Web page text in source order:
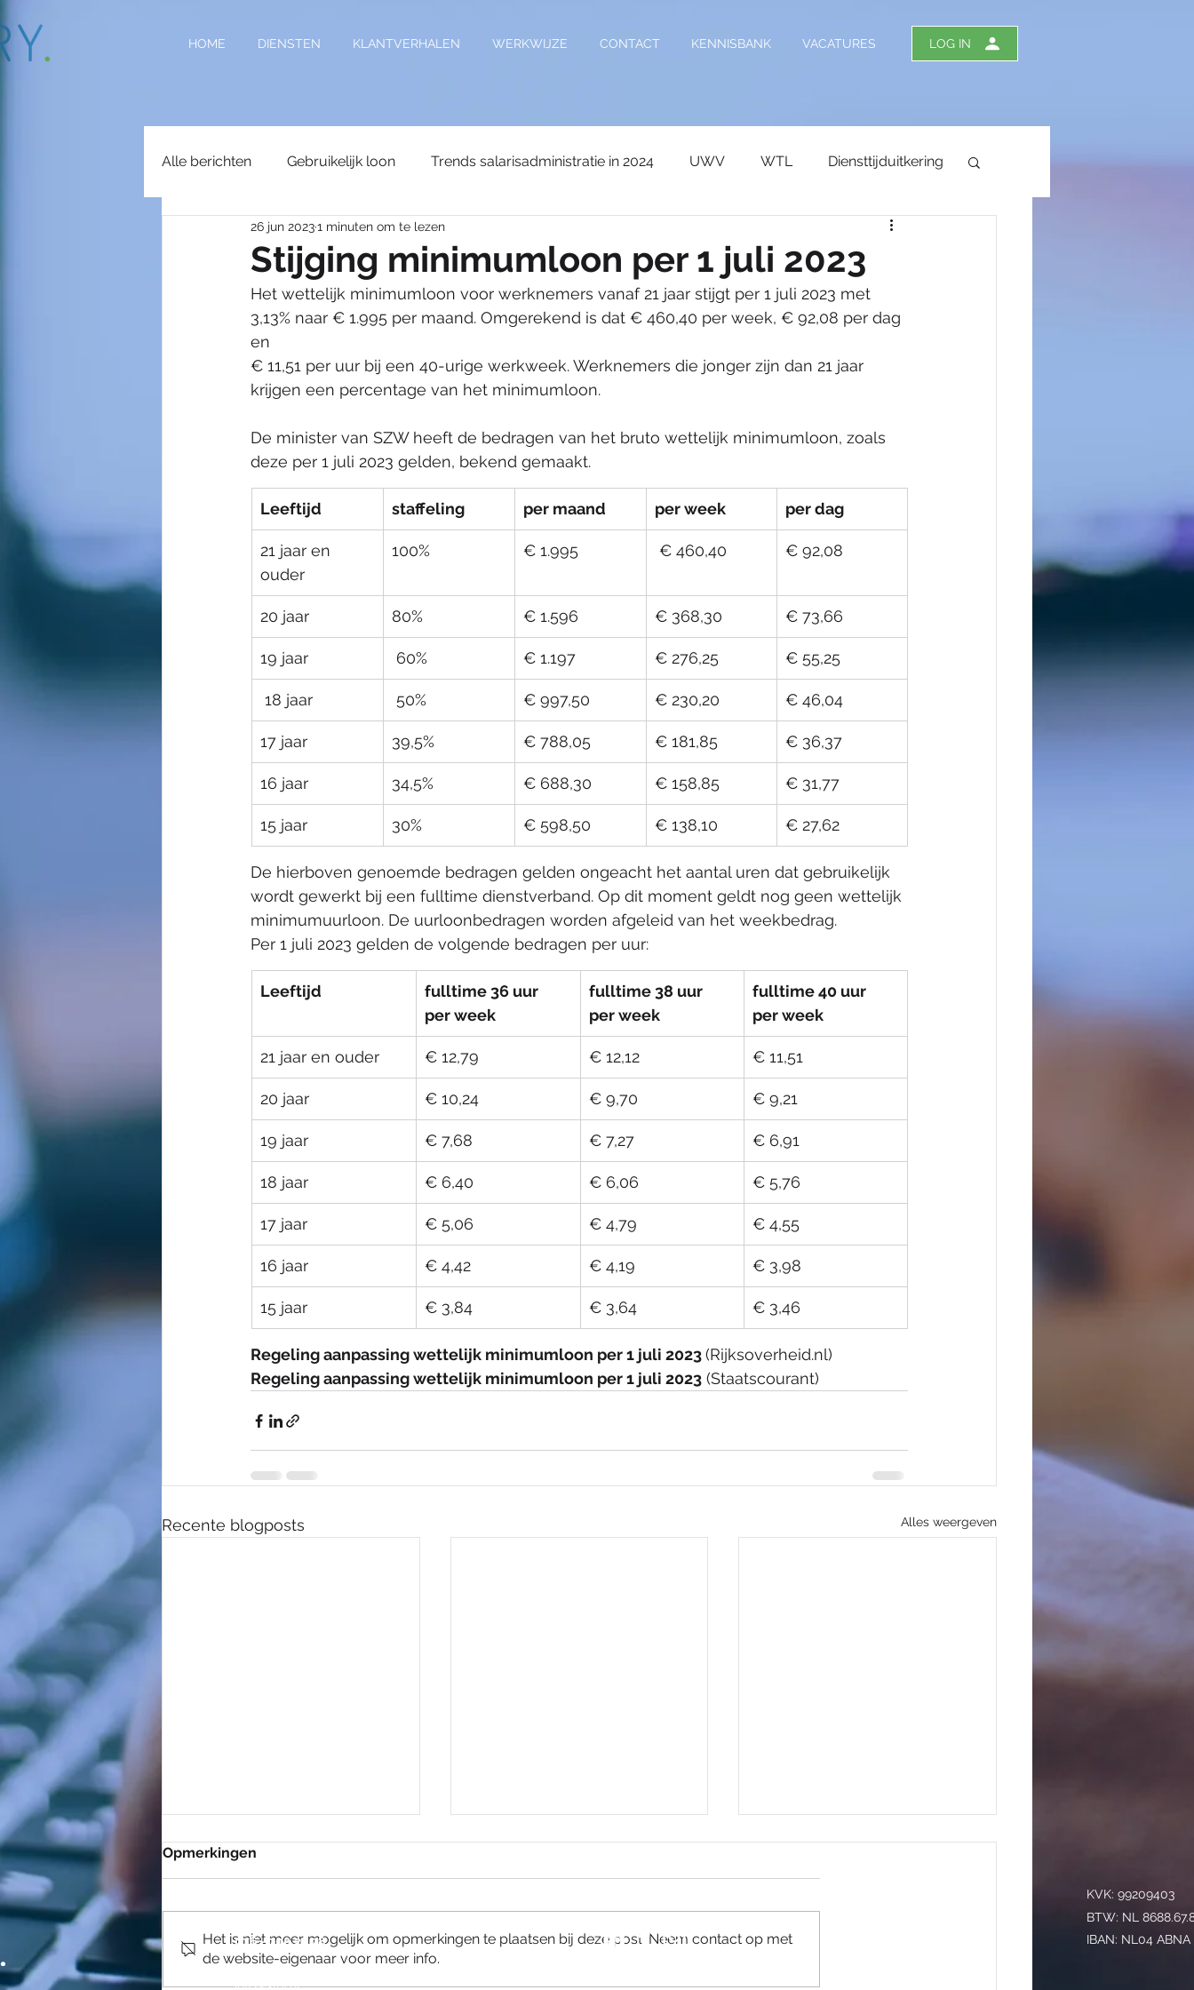
HOME DIENSTEN KLANTVERHALEN WERKWIJZE CONTACT KENNISBANK VACATURES LOG IN
Alle berichten Gebruikelijk loon Trends salarisadministratie in 2024 UWV WTL Diensttijduitkering
Arbeidsongeschiktheid Stage
Wettelijk minimumuurloon Wetgeving Auto van de zaak premies Vakantiedagen
Vakantiekrachten Subsidie Wijzigingen 2026 wijziging 2027 Reiskostenvergoeding
Wijzigingen 2025
Stijging minimumloon per 1 juli 2023
26 jun 20231 minuten om te lezen
Het wettelijk minimumloon voor werknemers vanaf 21 jaar stijgt per 1 juli 2023 met
3,13% naar € 1.995 per maand. Omgerekend is dat € 460,40 per week, € 92,08 per dag
en
€ 11,51 per uur bij een 40-urige werkweek. Werknemers die jonger zijn dan 21 jaar
krijgen een percentage van het minimumloon.
De minister van SZW heeft de bedragen van het bruto wettelijk minimumloon, zoals
deze per 1 juli 2023 gelden, bekend gemaakt.
Leeftijd staffeling per maand per week per dag
21 jaar en
ouder
100% € 1.995 € 460,40 € 92,08
20 jaar 80% € 1.596 € 368,30 € 73,66
19 jaar 60% € 1.197 € 276,25 € 55,25
18 jaar 50% € 997,50 € 230,20 € 46,04
17 jaar 39,5% € 788,05 ​€ 181,85 ​€ 36,37
​16 jaar ​34,5% ​€ 688,30 ​€ 158,85 ​€ 31,77
​15 jaar ​30% ​€ 598,50 ​€ 138,10 ​€ 27,62
De hierboven genoemde bedragen gelden ongeacht het aantal uren dat gebruikelijk
wordt gewerkt bij een fulltime dienstverband. Op dit moment geldt nog geen wettelijk
minimumuurloon. De uurloonbedragen worden afgeleid van het weekbedrag.
Per 1 juli 2023 gelden de volgende bedragen per uur:
Leeftijd
fulltime 36 uur
per week
​fulltime 38 uur
per week
fulltime 40 uur
per week
21 jaar en ouder ​€ 12,79 ​€ 12,12 ​€ 11,51
​20 jaar ​€ 10,24 € 9,70 ​€ 9,21
​19 jaar ​€ 7,68 ​€ 7,27 ​€ 6,91
​18 jaar ​€ 6,40 ​€ 6,06 ​€ 5,76
​17 jaar ​€ 5,06 ​€ 4,79 ​€ 4,55
​16 jaar ​€ 4,42 ​€ 4,19 ​€ 3,98
​15 jaar ​€ 3,84 ​€ 3,64 ​€ 3,46
Regeling aanpassing wettelijk minimumloon per 1 juli 2023(Rijksoverheid.nl)
Regeling aanpassing wettelijk minimumloon per 1 juli 2023 (Staatscourant)
Recente blogposts Alles weergeven
Opmerkingen
Het is niet meer mogelijk om opmerkingen te plaatsen bij deze post. Neem contact op met
de website-eigenaar voor meer info.
076 - 700 25 78
info@slry.nl
KVK: 99209403
BTW: NL
IBAN: NL04 ABNA